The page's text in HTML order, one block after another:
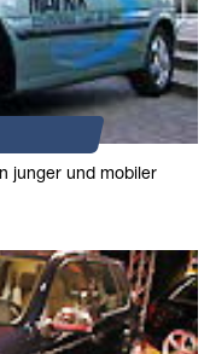
junger und mobiler